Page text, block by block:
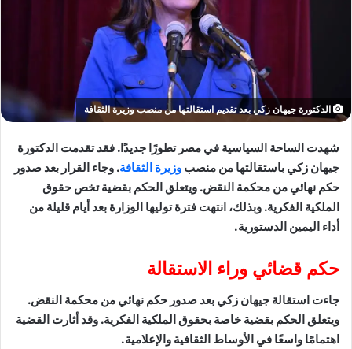
الدكتورة جيهان زكي بعد تقديم استقالتها من منصب وزيرة الثقافة
شهدت الساحة السياسية في مصر تطورًا جديدًا. فقد تقدمت الدكتورة
جيهان زكي باستقالتها من منصب وزيرة الثقافة. وجاء القرار بعد صدور
حكم نهائي من محكمة النقض. ويتعلق الحكم بقضية تخص حقوق
الملكية الفكرية. وبذلك، انتهت فترة توليها الوزارة بعد أيام قليلة من
أداء اليمين الدستورية.
حكم قضائي وراء الاستقالة
جاءت استقالة جيهان زكي بعد صدور حكم نهائي من محكمة النقض.
ويتعلق الحكم بقضية خاصة بحقوق الملكية الفكرية. وقد أثارت القضية
اهتمامًا واسعًا في الأوساط الثقافية والإعلامية.